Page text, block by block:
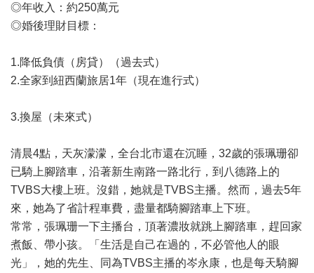
◎年收入：約250萬元
◎婚後理財目標：
1.降低負債（房貸）（過去式）
2.全家到紐西蘭旅居1年（現在進行式）
3.換屋（未來式）
清晨4點，天灰濛濛，全台北市還在沉睡，32歲的張珮珊卻
已騎上腳踏車，沿著新生南路一路北行，到八德路上的
TVBS大樓上班。沒錯，她就是TVBS主播。然而，過去5年
來，她為了省計程車費，盡量都騎腳踏車上下班。
常常，張珮珊一下主播台，頂著濃妝就跳上腳踏車，趕回家
煮飯、帶小孩。「生活是自己在過的，不必管他人的眼
光」，她的先生、同為TVBS主播的岑永康，也是每天騎腳